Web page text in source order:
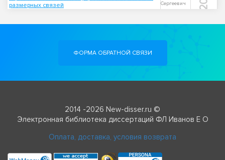
размерных связей
Сергеевич
ФОРМА ОБРАТНОЙ СВЯЗИ
2014 -2026 New-disser.ru ©
Электронная библиотека диссертаций ФЛ Иванов Е О
Оплата, доставка, условия возврата